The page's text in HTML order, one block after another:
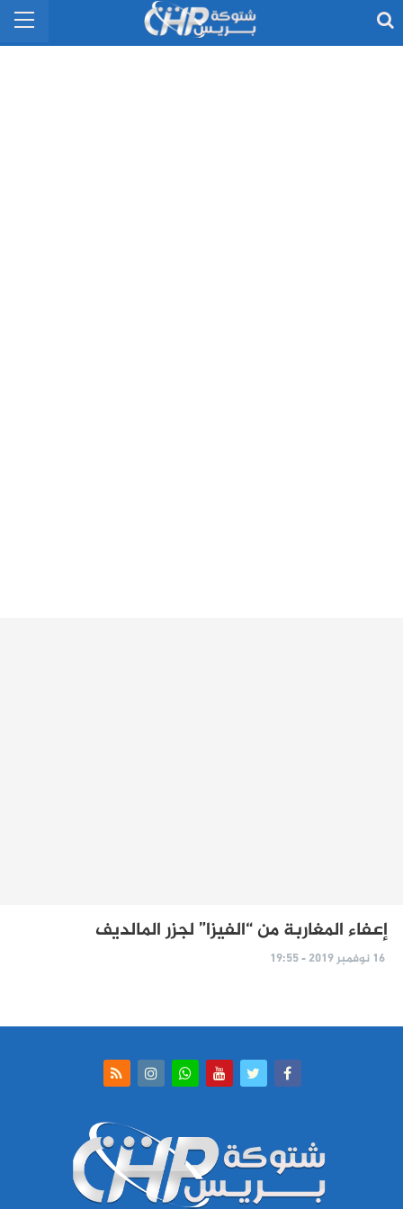
إعفاء المغاربة من “الفيزا” لجزر المالديف
16 نوفمبر 2019 - 19:55